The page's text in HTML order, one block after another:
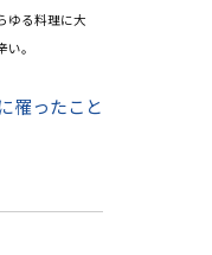
ゆる料理に大
。
罹ったこと